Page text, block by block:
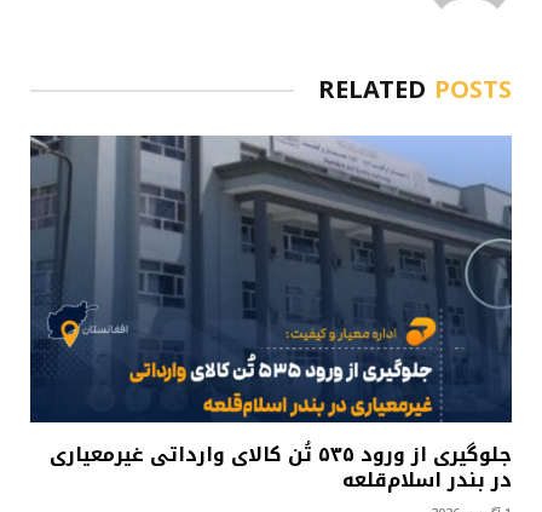
RELATED POSTS
جلوگیری از ورود ۵۳۵ تُن کالای وارداتی غیرمعیاری
در بندر اسلام‌قلعه